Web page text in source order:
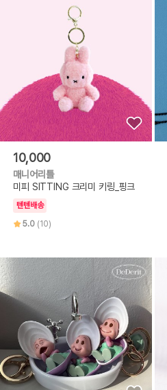
10,000
매니어리틀
미피 SITTING 크리미 키링_핑크
텐텐배송
5.0 (10)